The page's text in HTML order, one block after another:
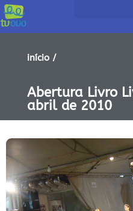
início /
Abertura Livro
abril de 2010